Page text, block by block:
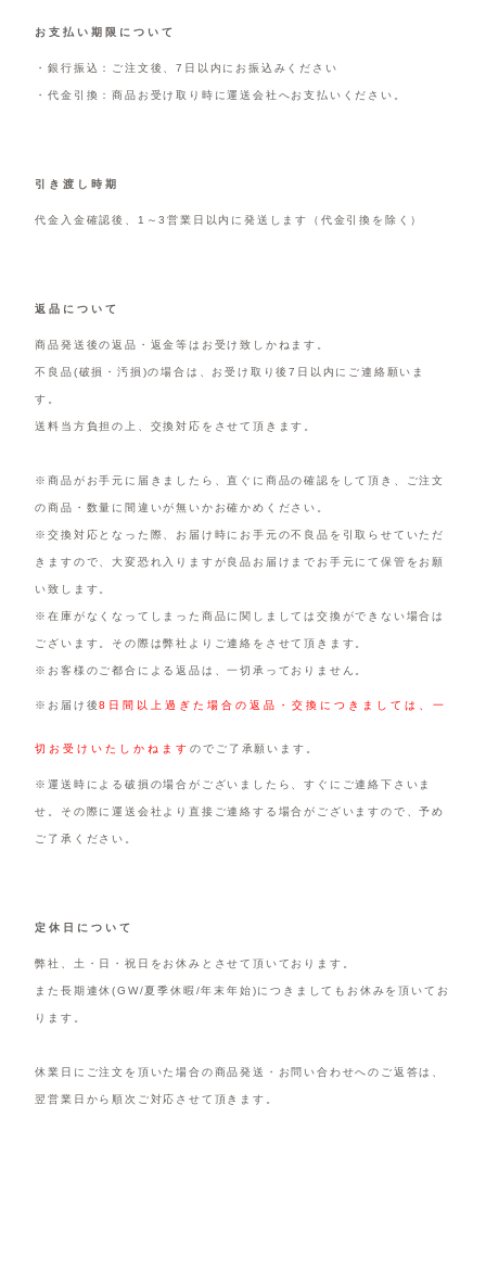
お支払い期限について
・銀行振込：ご注文後、7日以内にお振込みください
・代金引換：商品お受け取り時に運送会社へお支払いください。
引き渡し時期
代金入金確認後、1～3営業日以内に発送します（代金引換を除く）
返品について
商品発送後の返品・返金等はお受け致しかねます。
不良品(破損・汚損)の場合は、お受け取り後7日以内にご連絡願いま
す。
送料当方負担の上、交換対応をさせて頂きます。
※商品がお手元に届きましたら、直ぐに商品の確認をして頂き、ご注文
の商品・数量に間違いが無いかお確かめください。
※交換対応となった際、お届け時にお手元の不良品を引取らせていただ
きますので、大変恐れ入りますが良品お届けまでお手元にて保管をお願
い致します。
※在庫がなくなってしまった商品に関しましては交換ができない場合は
ございます。その際は弊社よりご連絡をさせて頂きます。
※お客様のご都合による返品は、一切承っておりません。
※お届け後8日間以上過ぎた場合の返品・交換につきましては、一
切お受けいたしかねますのでご了承願います。
※運送時による破損の場合がございましたら、すぐにご連絡下さいま
せ。その際に運送会社より直接ご連絡する場合がございますので、予め
ご了承ください。
定休日について
弊社、土・日・祝日をお休みとさせて頂いております。
また長期連休(GW/夏季休暇/年末年始)につきましてもお休みを頂いてお
ります。
休業日にご注文を頂いた場合の商品発送・お問い合わせへのご返答は、
翌営業日から順次ご対応させて頂きます。